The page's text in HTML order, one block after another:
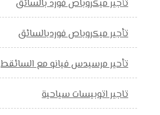
تأجير ميكروباص فورد بالسائق
تأجير ميكروباص فوردبالسائق
تأحير مرسيدس فيانو مع السائقط
تاجير اتوبيسات سياحية